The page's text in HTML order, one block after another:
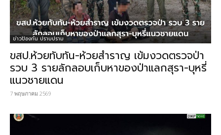
ข่าวป้องกัน ปราบปราม
ขสป.ห้วยทับทัน-ห้วยสำราญ เข้มงวดตรวจป่า
รวบ 3 รายลักลอบเก็บหาของป่าแลกสุรา-บุหรี่
แนวชายแดน
7 พฤษภาคม 2569